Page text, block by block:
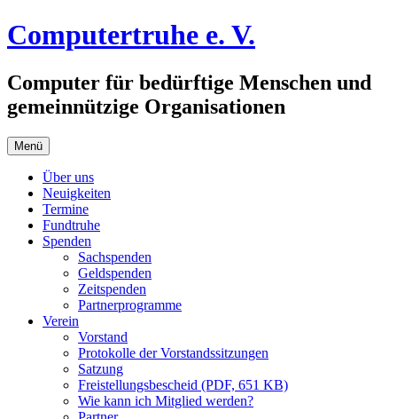
Zum
Inhalt
Computertruhe e. V.
Computer für bedürftige Menschen und
gemeinnützige Organisationen
Menü
Über uns
Neuigkeiten
Termine
Fundtruhe
Spenden
Sachspenden
Geldspenden
Zeitspenden
Partnerprogramme
Verein
Vorstand
Protokolle der Vorstandssitzungen
Satzung
Freistellungsbescheid (PDF, 651 KB)
Wie kann ich Mitglied werden?